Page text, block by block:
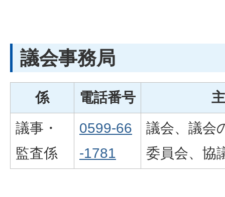
議会事務局
係 電話番号
議事・
監査係
0599-66
-1781
議会、議会
委員会、協